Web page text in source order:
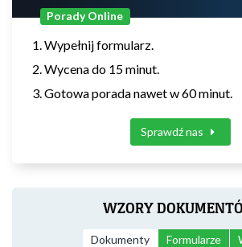
Porady Online
Wypełnij formularz.
Wycena do 15 minut.
Gotowa porada nawet w 60 minut.
Sprawdź nas
WZORY
Dokumenty Formularze